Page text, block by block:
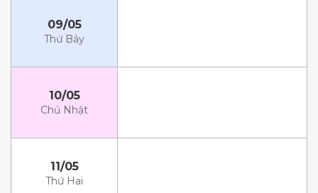
09/05
Thứ Bảy
10/05
Chủ Nhật
11/05
Thứ Hai